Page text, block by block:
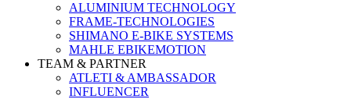
ALUMINIUM TECHNOLOGY
FRAME-TECHNOLOGIES
SHIMANO E-BIKE SYSTEMS
MAHLE EBIKEMOTION
TEAM & PARTNER
ATLETI & AMBASSADOR
INFLUENCER